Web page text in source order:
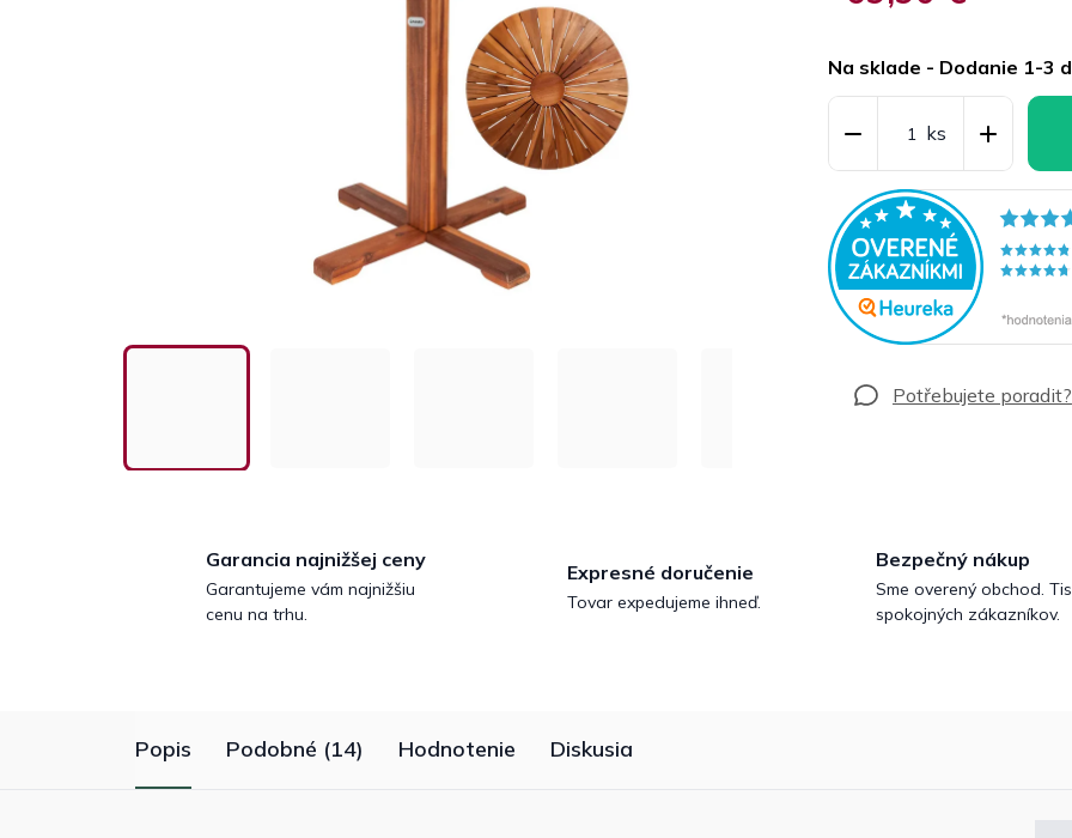
cena:
Na sklade - Dodanie 1-3
Garancia najnižšej ceny
Garantujeme vám najnižšiu
cenu na trhu.
Expresné doručenie
Tovar expedujeme ihneď.
Bezpečný nákup
Sme overený obchod.
spokojných zákazníkov.
Popis Podobné (14) Hodnotenie Diskusia